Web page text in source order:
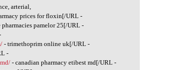
arterial,
prices for floxin[/URL -
pamelor 25[/URL -
- trimethoprim online uk[/URL -
-
- canadian pharmacy etibest md[/URL -